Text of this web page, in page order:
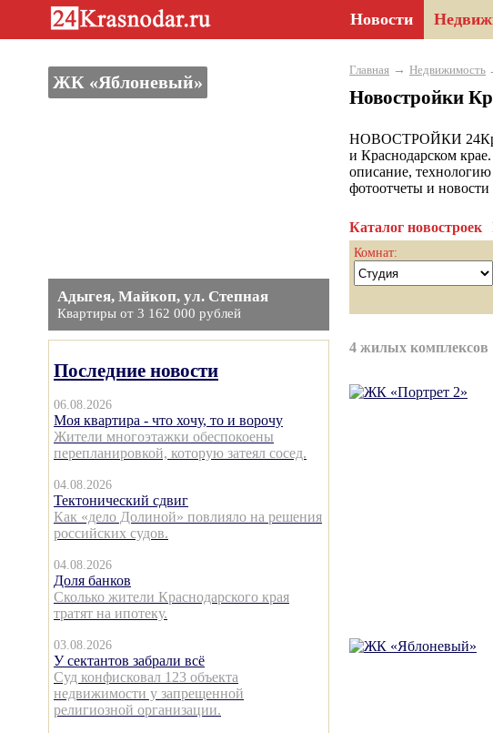
Новости
ЖК «Яблоневый»
Адыгея, Майкоп, ул. Степная
Квартиры от 3 162 000 рублей
Последние новости
06.08.2026
Моя квартира - что хочу, то и ворочу
Жители многоэтажки обеспокоены
перепланировкой, которую затеял сосед.
04.08.2026
Тектонический сдвиг
Как «дело Долиной» повлияло на решения
российских судов.
04.08.2026
Доля банков
Сколько жители Краснодарского края
тратят на ипотеку.
03.08.2026
У сектантов забрали всё
Суд конфисковал 123 объекта
недвижимости у запрещенной
религиозной организации.
Главная → Недвижимость
Новостройки
НОВОСТРОЙКИ
и Краснодарском
описание,
фотоотчеты и новости
Каталог новостроек
Комнат:
4 жилых комплексов